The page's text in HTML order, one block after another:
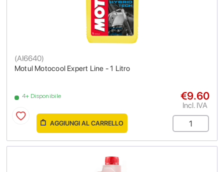
Motul Motocool Expert Line - 1 Litro
(AI6640)
4+ Disponibile €9.60
Incl. IVA
AGGIUNGI AL CARRELLO